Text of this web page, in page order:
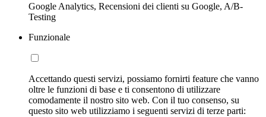
Google Analytics, Recensioni dei clienti su Google, A/B-
Testing
Funzionale
Accettando questi servizi, possiamo fornirti feature che vanno
oltre le funzioni di base e ti consentono di utilizzare
comodamente il nostro sito web. Con il tuo consenso, su
questo sito web utilizziamo i seguenti servizi di terze parti: